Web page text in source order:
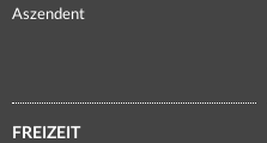
Aszendent
FREIZEIT